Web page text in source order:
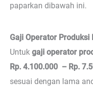
paparkan dibawah ini.
Gaji Operator Produksi
Untuk gaji operator
Rp. 4.100.000 – Rp.
sesuai dengan lama